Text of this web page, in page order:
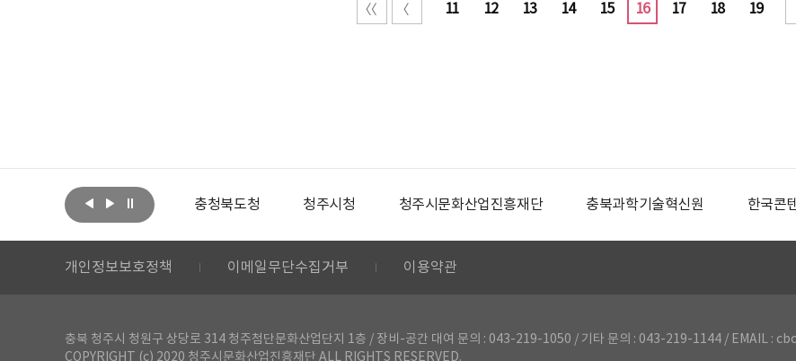
11 12 13 14 15 16 17 18 19
문화체육관광부 충청북도청 청주시청 청주시문화산업진흥재단 충북과학기술혁신원 한국콘
개인정보보호정책 이메일무단수집거부 이용약관
충북 청주시 청원구 상당로 314 청주첨단문화산업단지 1층 / 장비-공간 대여 문의 : 043-219-1050 / 기타 문의 : 043-219-1144 / EMAIL :
COPYRIGHT (c) 2020 청주시문화산업진흥재단 ALL RIGHTS RESERVED.